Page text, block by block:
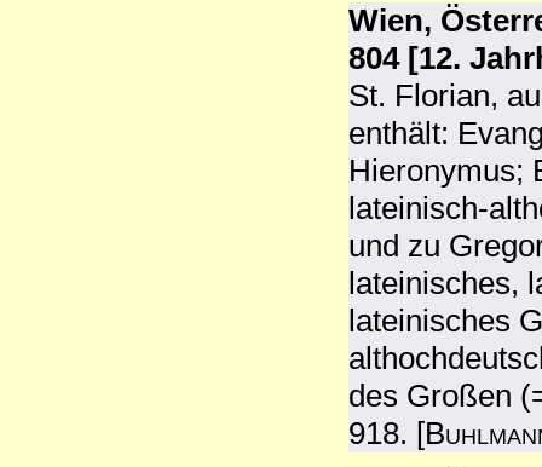
Wien,
804 [12.
St. Florian,
enthält:
Hieronymus;
lateinisch-
und zu
lateinisches,
lateinisches
des Großen
918. [